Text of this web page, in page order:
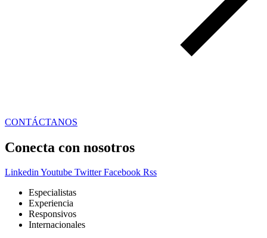
CONTÁCTANOS
Conecta con nosotros
LinkedinYoutube Twitter Facebook Rss
Especialistas
Experiencia
Responsivos
Internacionales